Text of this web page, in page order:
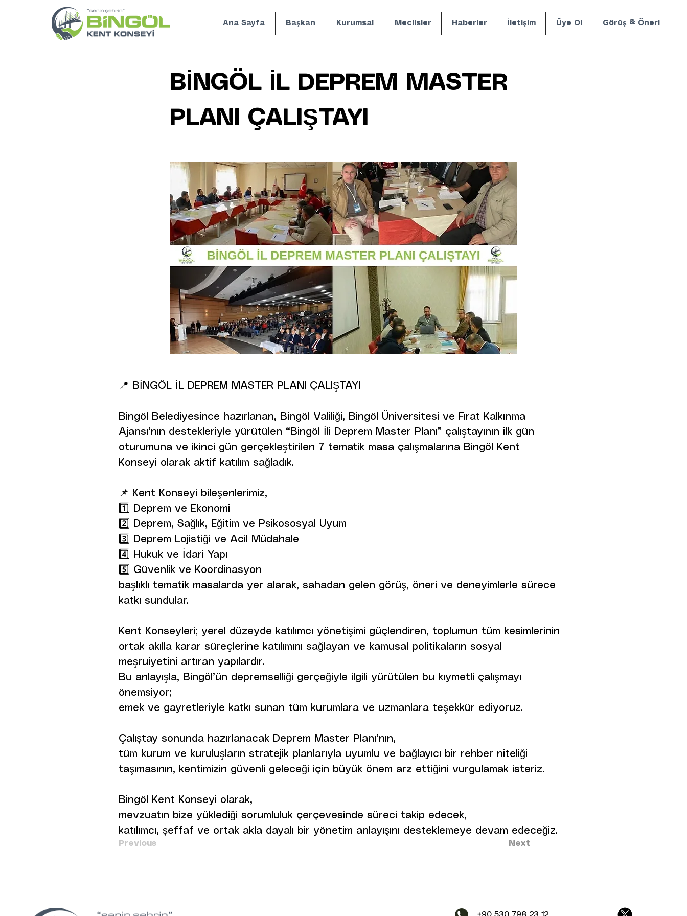
Ana Sayfa Başkan Kurumsal Meclisler Haberler İletişim Üye Ol Görüş & Öneri
BİNGÖL İL DEPREM MASTER
PLANI ÇALIŞTAYI
📍 BİNGÖL İL DEPREM MASTER PLANI ÇALIŞTAYI
Bingöl Belediyesince hazırlanan, Bingöl Valiliği, Bingöl Üniversitesi ve Fırat Kalkınma
Ajansı’nın destekleriyle yürütülen “Bingöl İli Deprem Master Planı” çalıştayının ilk gün
oturumuna ve ikinci gün gerçekleştirilen 7 tematik masa çalışmalarına Bingöl Kent
Konseyi olarak aktif katılım sağladık.
📌 Kent Konseyi bileşenlerimiz,
1️⃣ Deprem ve Ekonomi
2️⃣ Deprem, Sağlık, Eğitim ve Psikososyal Uyum
3️⃣ Deprem Lojistiği ve Acil Müdahale
4️⃣ Hukuk ve İdari Yapı
5️⃣ Güvenlik ve Koordinasyon
başlıklı tematik masalarda yer alarak, sahadan gelen görüş, öneri ve deneyimlerle sürece
katkı sundular.
Kent Konseyleri; yerel düzeyde katılımcı yönetişimi güçlendiren, toplumun tüm kesimlerinin
ortak akılla karar süreçlerine katılımını sağlayan ve kamusal politikaların sosyal
meşruiyetini artıran yapılardır.
Bu anlayışla, Bingöl’ün depremselliği gerçeğiyle ilgili yürütülen bu kıymetli çalışmayı
önemsiyor;
emek ve gayretleriyle katkı sunan tüm kurumlara ve uzmanlara teşekkür ediyoruz.
Çalıştay sonunda hazırlanacak Deprem Master Planı’nın,
tüm kurum ve kuruluşların stratejik planlarıyla uyumlu ve bağlayıcı bir rehber niteliği
taşımasının, kentimizin güvenli geleceği için büyük önem arz ettiğini vurgulamak isteriz.
Bingöl Kent Konseyi olarak,
mevzuatın bize yüklediği sorumluluk çerçevesinde süreci takip edecek,
katılımcı, şeffaf ve ortak akla dayalı bir yönetim anlayışını desteklemeye devam edeceğiz.
Previous Next